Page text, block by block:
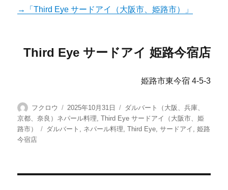
→「Third Eye サードアイ（大阪市、姫路市）」
Third Eye サードアイ 姫路今宿店
姫路市東今宿 4-5-3
投
稿
者
フクロウ
投
稿
日:
2025年10月31日
カ
テ
ゴ
ダルバート（大阪、兵庫、
京都、奈良）ネパール料理 ,Third Eye サードアイ（大阪市、姫
路市）
タ
ダルバート ネパール料理 ,Third Eye ,サードアイ ,姫路
今宿店